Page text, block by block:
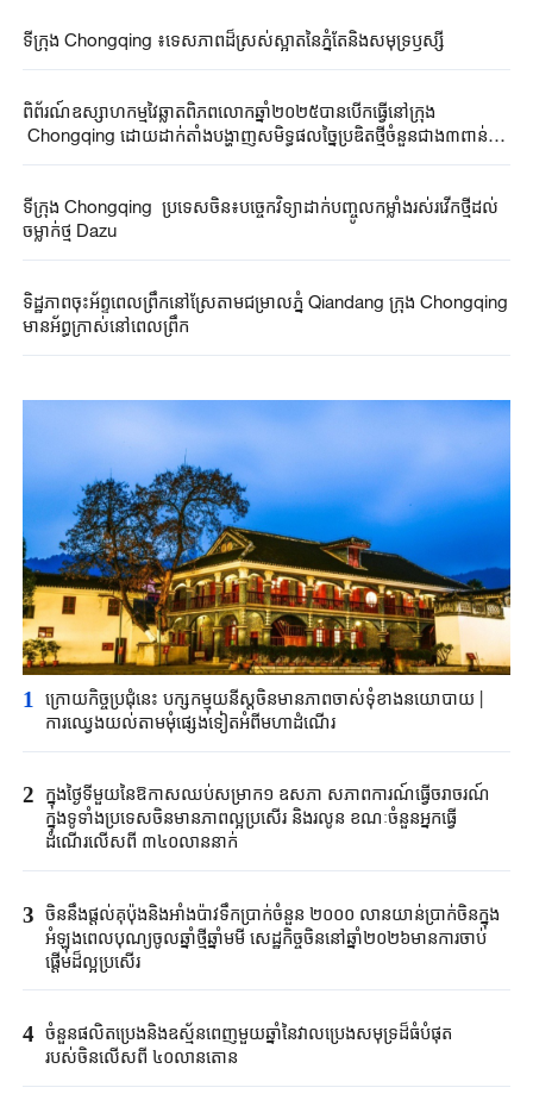
ទីក្រុង Chongqing ៖ទេសភាពដ៏ស្រស់ស្អាតនៃភ្នំតែនិងសមុទ្រឫស្សី
ពិព័រណ៍​ឧស្សាហកម្ម​វៃឆ្លាត​ពិភពលោក​ឆ្នាំ២០២៥​បានបើកធ្វើ​នៅក្រុង​
Chongqing ​​ដោយ​ដាក់​តាំងបង្ហាញ​សមិទ្ធផល​ច្នៃប្រឌិតថ្មី​ចំនួនជាង​៣ពាន់​
ទីក្រុង​​ Chongqing ប្រទេសចិន៖បច្ចេកវិទ្យាដាក់បញ្ចូលកម្លាំងរស់រវើកថ្មីដល់
ទិដ្ឋភាពចុះអ័ព្ទពេលព្រឹកនៅស្រែតាមជម្រាលភ្នំ Qiandang ក្រុង​ Chongqing
មានអ័ព្ធក្រាស់នៅពេលព្រឹក
1 ក្រោយកិច្ចប្រជុំនេះ បក្សកម្មុយនីស្តចិនមានភាពចាស់ទុំខាងនយោបាយ |
ការឈ្វេងយល់តាមមុំផ្សេងទៀតអំពីមហាដំណើរ
2
ក្នុងថ្ងៃទីមួយនៃឱកាសឈប់សម្រាក១ ឧសភា សភាពការណ៍ធ្វើចរាចរណ៍
ក្នុងទូទាំងប្រទេសចិនមានភាពល្អប្រសើរ និងរលូន ខណៈចំនួនអ្នកធ្វើ
ដំណើរលើសពី ៣៤០លាននាក់
3 ចិននឹងផ្តល់គុប៉ុងនិងអាំងប៉ាវទឹកប្រាក់ចំនួន ២០០០ លានយាន់ប្រាក់ចិនក្នុង
អំឡុងពេលបុណ្យចូលឆ្នាំថ្មីឆ្នាំមមី សេដ្ឋកិច្ចចិននៅឆ្នាំ២០២៦មានការចាប់
ផ្តើមដ៏ល្អប្រសើរ
4 ចំនួនផលិតប្រេងនិងឧស្ម័នពេញមួយឆ្នាំនៃវាលប្រេងសមុទ្រដ៏ធំបំផុត
របស់ចិនលើសពី ៤០លានតោន